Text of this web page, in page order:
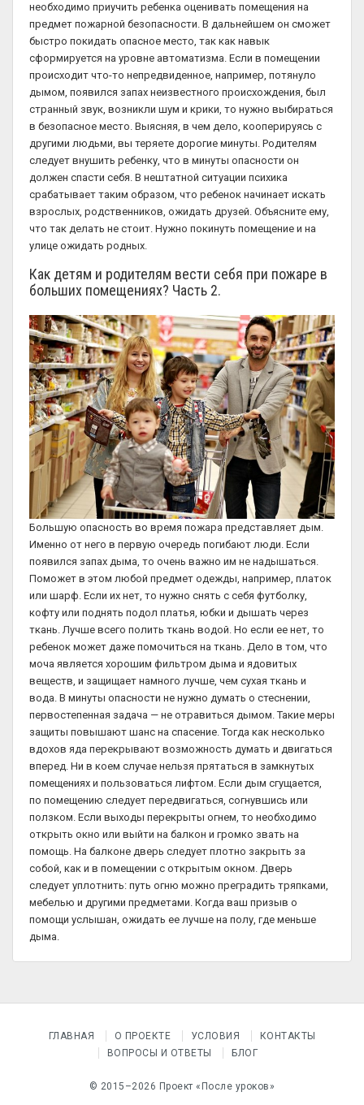
необходимо приучить ребенка оценивать помещения на
предмет пожарной безопасности. В дальнейшем он сможет
быстро покидать опасное место, так как навык
сформируется на уровне автоматизма. Если в помещении
происходит что-то непредвиденное, например, потянуло
дымом, появился запах неизвестного происхождения, был
странный звук, возникли шум и крики, то нужно выбираться
в безопасное место. Выясняя, в чем дело, кооперируясь с
другими людьми, вы теряете дорогие минуты. Родителям
следует внушить ребенку, что в минуты опасности он
должен спасти себя. В нештатной ситуации психика
срабатывает таким образом, что ребенок начинает искать
взрослых, родственников, ожидать друзей. Объясните ему,
что так делать не стоит. Нужно покинуть помещение и на
улице ожидать родных.
Как детям и родителям вести себя при пожаре в
больших помещениях? Часть 2.
Большую опасность во время пожара представляет дым.
Именно от него в первую очередь погибают люди. Если
появился запах дыма, то очень важно им не надышаться.
Поможет в этом любой предмет одежды, например, платок
или шарф. Если их нет, то нужно снять с себя футболку,
кофту или поднять подол платья, юбки и дышать через
ткань. Лучше всего полить ткань водой. Но если ее нет, то
ребенок может даже помочиться на ткань. Дело в том, что
моча является хорошим фильтром дыма и ядовитых
веществ, и защищает намного лучше, чем сухая ткань и
вода. В минуты опасности не нужно думать о стеснении,
первостепенная задача — не отравиться дымом. Такие меры
защиты повышают шанс на спасение. Тогда как несколько
вдохов яда перекрывают возможность думать и двигаться
вперед. Ни в коем случае нельзя прятаться в замкнутых
помещениях и пользоваться лифтом. Если дым сгущается,
по помещению следует передвигаться, согнувшись или
ползком. Если выходы перекрыты огнем, то необходимо
открыть окно или выйти на балкон и громко звать на
помощь. На балконе дверь следует плотно закрыть за
собой, как и в помещении с открытым окном. Дверь
следует уплотнить: путь огню можно преградить тряпками,
мебелью и другими предметами. Когда ваш призыв о
помощи услышан, ожидать ее лучше на полу, где меньше
дыма.
ГЛАВНАЯ О ПРОЕКТЕ УСЛОВИЯ
КОНТАКТЫ
ВОПРОСЫ И ОТВЕТЫ
БЛОГ
© 2015–2026 Проект «После уроков»